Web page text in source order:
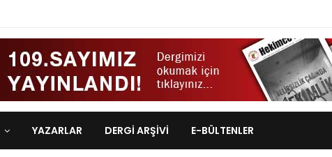
YAZARLAR DERGI ARŞIVI E-BÜLTENLER